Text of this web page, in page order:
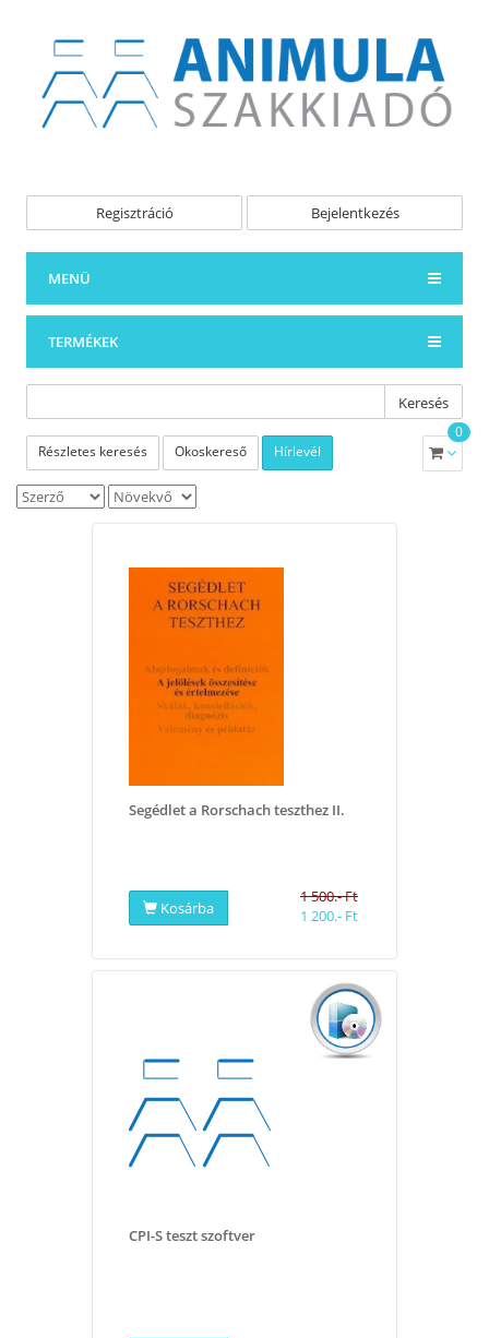
Regisztráció Bejelentkezés
MENÜ
TERMÉKEK
Keresés
Részletes keresés Okoskereső Hírlevél
0
Segédlet a Rorschach teszthez II.
Kosárba
1 500.- Ft
1 200.- Ft
CPI-S teszt szoftver